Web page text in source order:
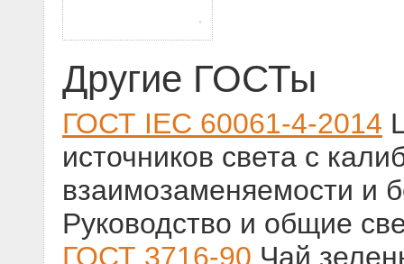
Другие ГОСТы
ГОСТ IEC 60061-4-2014
источников света с
взаимозаменяемости и
Руководство и общие
ГОСТ 3716-90 Чай